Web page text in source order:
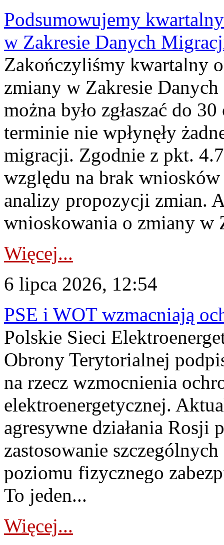
Podsumowujemy
w Zakresie Danych
Zakończyliśmy kwartalny
zmiany w Zakresie
można było zgłaszać do
terminie nie wpłynęły
migracji. Zgodnie z pkt.
względu na brak
analizy propozycji zmian.
wnioskowania o zmiany w
Więcej...
6 lipca 2026, 12:54
PSE i WOT wzmacniają
Polskie Sieci
Obrony Terytorialnej
na rzecz wzmocnienia
elektroenergetycznej.
agresywne działania Rosji
zastosowanie
poziomu fizycznego
To jeden...
Więcej...